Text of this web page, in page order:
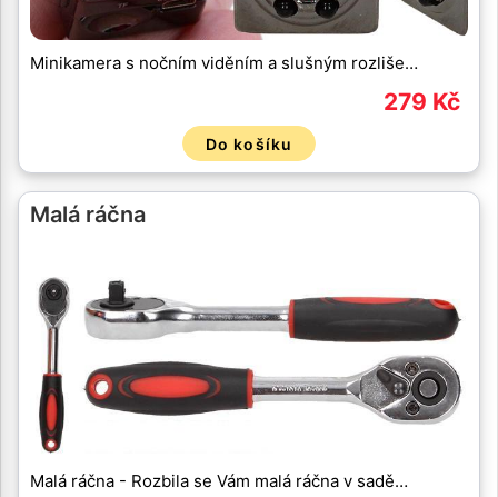
Minikamera s nočním viděním a slušným rozliše…
279 Kč
Do košíku
Malá ráčna
Malá ráčna - Rozbila se Vám malá ráčna v sadě…